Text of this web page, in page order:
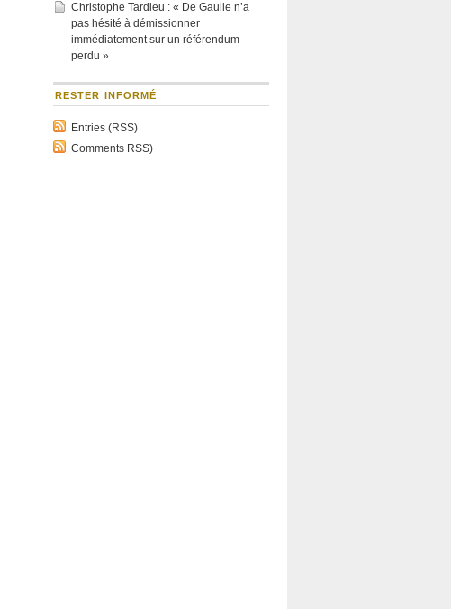
Christophe Tardieu : « De Gaulle n’a
pas hésité à démissionner
immédiatement sur un référendum
perdu »
RESTER INFORMÉ
Entries (RSS)
Comments RSS)